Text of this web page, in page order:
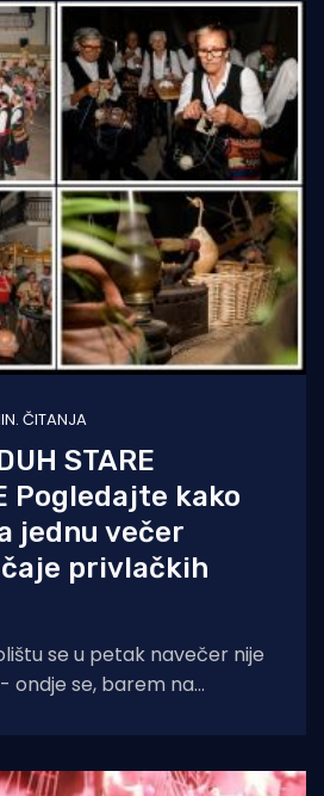
ČITANJA
STARE
Pogledajte kako
jednu večer
privlačkih
se u petak navečer nije
ondje se, barem na